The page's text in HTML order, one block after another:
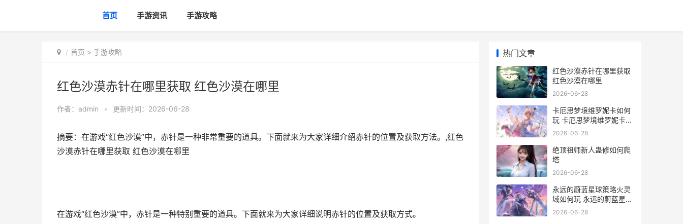
首页 手游资讯 手游攻略
首页 > 手游攻略
红色沙漠赤针在哪里获取 红色沙漠在哪里
作者： admin • 更新时间：2026-06-28
摘要：在游戏“红色沙漠”中，赤针是一种非常重要的道具。下面就来为大家详细介绍赤针的位置及获取方法。,红色
沙漠赤针在哪里获取 红色沙漠在哪里
在游戏“红色沙漠”中，赤针是一种特别重要的道具。下面就来为大家详细说明赤针的位置及获取方式。
热门文章
红色沙漠赤针在哪里获取
红色沙漠在哪里
2026-06-28
卡厄思梦境维罗妮卡如何
玩 卡厄思梦境维罗妮卡装
备
2026-06-28
绝顶祖师新人蛊修如何爬
塔
2026-06-28
永远的蔚蓝星球策略火灵
域如何玩 永远的蔚蓝星球
金色专区
2026-06-28